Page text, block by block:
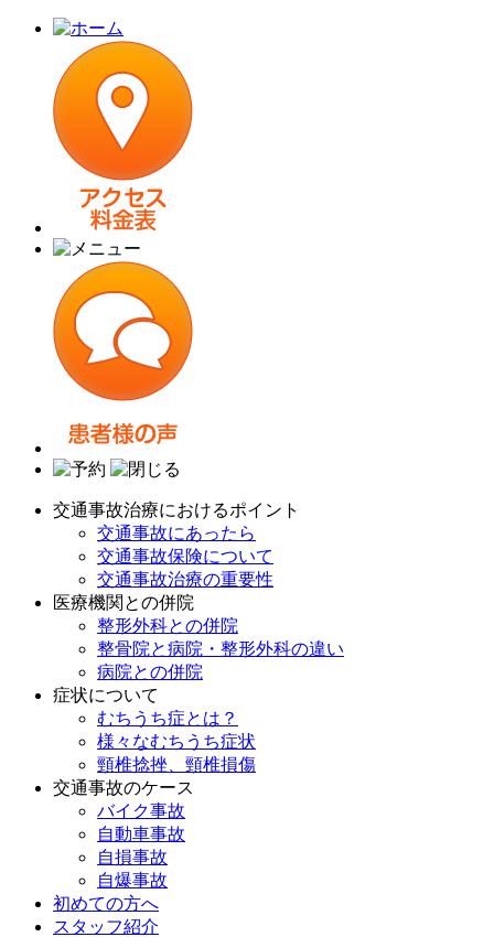
交通事故治療におけるポイント
交通事故にあったら
交通事故保険について
交通事故治療の重要性
医療機関との併院
整形外科との併院
整骨院と病院・整形外科の違い
病院との併院
症状について
むちうち症とは？
様々なむちうち症状
頸椎捻挫、頸椎損傷
交通事故のケース
バイク事故
自動車事故
自損事故
自爆事故
初めての方へ
スタッフ紹介